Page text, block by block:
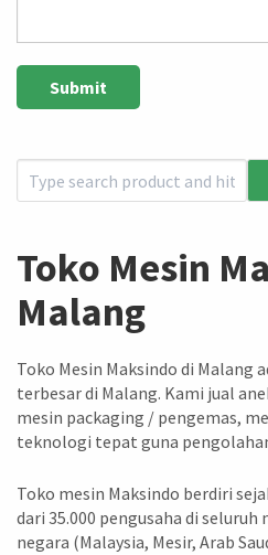
Toko Mesin
Malang
Toko Mesin Maksindo di Malang
terbesar di Malang. Kami jual
mesin packaging / pengemas,
teknologi tepat guna
Toko mesin Maksindo berdiri
dari 35.000 pengusaha di seluruh
negara (Malaysia, Mesir, Arab